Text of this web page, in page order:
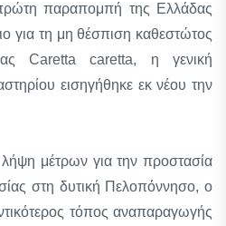
παραπομπή της Ελλάδας
για τη μη θέσπιση καθεστώτος
Caretta caretta, η γενική
εισηγήθηκε εκ νέου την
μέτρων για την προστασία
στη δυτική Πελοπόννησο, ο
τόπος αναπαραγωγής